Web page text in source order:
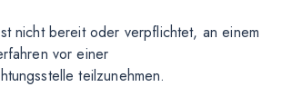
nicht bereit oder verpflichtet, an einem
vor einer
teilzunehmen.